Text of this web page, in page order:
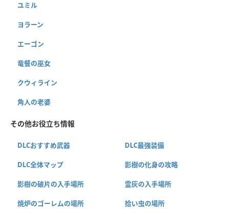
ユミル
ヨラーン
エーゴン
竜餐の巫女
クウィライン
角人の老婆
その他お役立ち情報
DLCおすすめ武器 DLC最強装備
DLC全体マップ 影樹の化身の攻略
影樹の破片の入手場所 霊灰の入手場所
焼炉のゴーレムの場所 拾い虫の場所